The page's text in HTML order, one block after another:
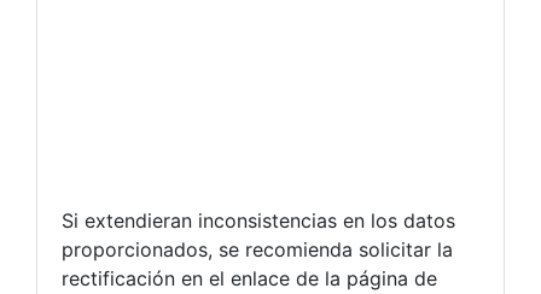
Si extendieran inconsistencias en los datos
proporcionados, se recomienda solicitar la
rectificación en el enlace de la página de